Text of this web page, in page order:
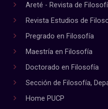
Areté - Revista de
Revista Estudios de
Pregrado en Filosofía
Maestría en Filosofía
Doctorado en Filosofía
Sección de Filosofía,
Home PUCP